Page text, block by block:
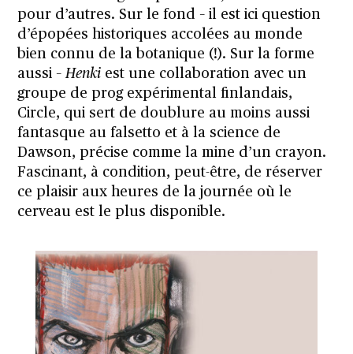
pour d’autres. Sur le fond – il est ici question
d’épopées historiques accolées au monde
bien connu de la botanique (!). Sur la forme
aussi –Henki est une collaboration avec un
groupe de prog expérimental finlandais,
Circle, qui sert de doublure au moins aussi
fantasque au falsetto et à la science de
Dawson, précise comme la mine d’un crayon.
Fascinant, à condition, peut-être, de réserver
ce plaisir aux heures de la journée où le
cerveau est le plus disponible.